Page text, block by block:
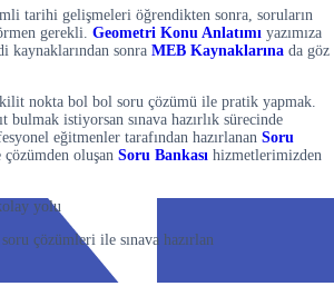
tarihi gelişmeleri öğrendikten sonra, soruların
gerekli. Geometri Konu Anlatımı yazımıza
kaynaklarından sonra MEB Kaynaklarına da göz
nokta bol bol soru çözümü ile pratik yapmak.
bulmak istiyorsan sınava hazırlık sürecinde
eğitmenler tarafından hazırlanan Soru
oluşan Soru Bankası hizmetlerimizden
yolu
çözümleri ile sınava hazırlan